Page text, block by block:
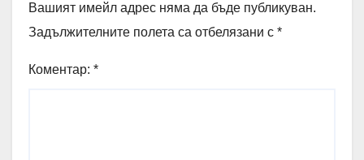
Вашият имейл адрес няма да бъде публикуван.
Задължителните полета са отбелязани с *
Коментар: *